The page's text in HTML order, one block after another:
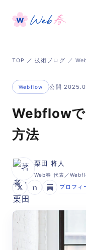
TOP ／技術ブログ ／
Webflow 公開
Webflowで
方法
栗田 将人
Web春 代表／
n プロフ